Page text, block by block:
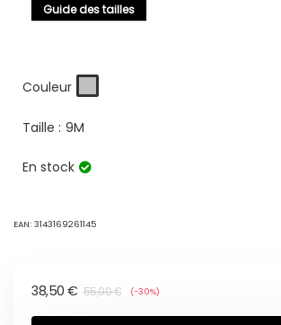
Guide des tailles
Couleur
Taille : 9M
En stock
EAN: 3143169261145
55,00€
38,50 € (-30%)